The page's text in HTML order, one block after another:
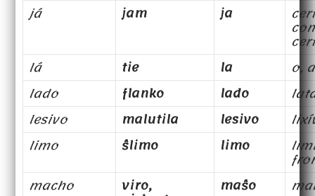
já
jam ja
lá
tie la
o,
lado
flanko lado
lesivo
malutila lesivo
limo
ŝlimo limo
macho
viro, maŝo